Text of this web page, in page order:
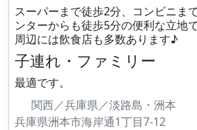
スーパーまで徒歩2分、コンビニま
ンターからも徒歩5分の便利な立地で
周辺には飲食店も多数あります♪
子連れ・ファミリー
最適です。
関西／兵庫県／淡路島・洲本
兵庫県洲本市海岸通1丁目7-12